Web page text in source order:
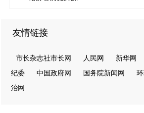
友情链接
市长杂志社市长网 人民网 新华网
纪委
中国政府网 国务院新闻网
治网